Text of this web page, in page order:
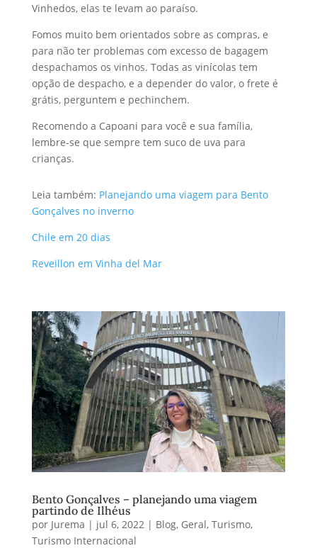
Vinhedos, elas te levam ao paraíso.
Fomos muito bem orientados sobre as compras, e
para não ter problemas com excesso de bagagem
despachamos os vinhos. Todas as vinícolas tem
opção de despacho, e a depender do valor, o frete é
grátis, perguntem e pechinchem.
Recomendo a Capoani para você e sua família,
lembre-se que sempre tem suco de uva para
crianças.
Leia também: Planejando uma viagem para Bento
Gonçalves no inverno
Chile em 20 dias
Reveillon em Vinha del Mar
Bento Gonçalves – planejando uma viagem
partindo de Ilhéus
por Jurema | jul 6, 2022 | Blog, Geral, Turismo,
Turismo Internacional